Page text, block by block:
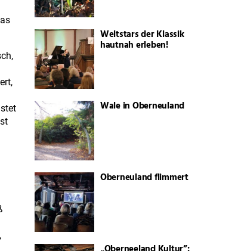
Weltstars der Klassik
hautnah erleben!
Wale in Oberneuland
Oberneuland flimmert